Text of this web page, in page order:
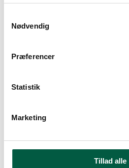
Nødvendig
Præferencer
Statistik
Marketing
Tillad alle
event relaterede
såsom